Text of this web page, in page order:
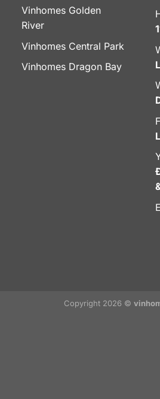
Vinhomes Golden
River
Vinhomes Central Park
Vinhomes Dragon Bay
Copyright 2026 ©